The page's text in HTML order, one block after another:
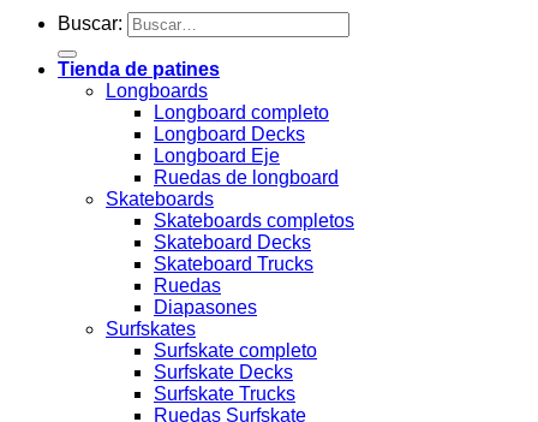
Buscar:
Tienda de patines
Longboards
Longboard completo
Longboard Decks
Longboard Eje
Ruedas de longboard
Skateboards
Skateboards completos
Skateboard Decks
Skateboard Trucks
Ruedas
Diapasones
Surfskates
Surfskate completo
Surfskate Decks
Surfskate Trucks
Ruedas Surfskate